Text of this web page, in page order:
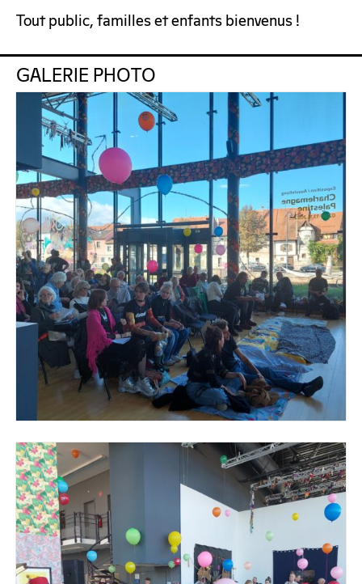
Tout public, familles et enfants bienvenus !
GALERIE PHOTO